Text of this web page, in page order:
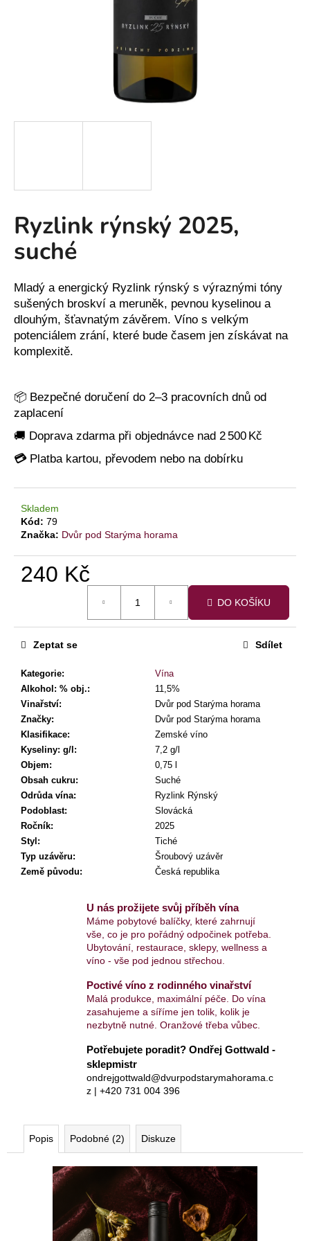
Ryzlink rýnský 2025,
suché
Mladý a energický Ryzlink rýnský s výraznými tóny
sušených broskví a meruněk, pevnou kyselinou a
dlouhým, šťavnatým závěrem. Víno s velkým
potenciálem zrání, které bude časem jen získávat na
komplexitě.
📦 Bezpečné doručení do 2–3 pracovních dnů od
zaplacení
🚚 Doprava zdarma při objednávce nad 2 500 Kč
💳 Platba kartou, převodem nebo na dobírku
Skladem
Kód: 79
Značka: Dvůr pod Starýma horama
240 Kč
DO KOŠÍKU
Kategorie:
Vína
Alkohol: % obj.:
11,5%
Vinařství:
Dvůr pod Starýma horama
Značky:
Dvůr pod Starýma horama
Klasifikace:
Zemské víno
Kyseliny: g/l :
7,2 g/l
Objem:
0,75 l
Obsah cukru:
Suché
Odrůda vína:
Ryzlink Rýnský
Podoblast:
Slovácká
Ročník:
2025
Styl :
Tiché
Typ uzávěru:
Šroubový uzávěr
Země původu: Česká republika
Zeptat se Sdílet
U nás prožijete svůj příběh vína
Máme pobytové balíčky, které zahrnují
vše, co je pro pořádný odpočinek potřeba.
Ubytování, restaurace, sklepy, wellness a
víno - vše pod jednou střechou.
Poctivé víno z rodinného vinařství
Malá produkce, maximální péče. Do vína
zasahujeme a síříme jen tolik, kolik je
nezbytně nutné. Oranžové třeba vůbec.
Potřebujete poradit? Ondřej Gottwald -
sklepmistr
ondrejgottwald@dvurpodstarymahorama.c
z | +420 731 004 396
Popis Podobné (2) Diskuze
D
o
p
r
u
č
u
j
e
e
POBYT
PRO
DVA
S
PRIVÁTNÍM
A
ŘÍZENOU
DEGUSTACÍ
DNY/2
NOCI)
Původně:
490